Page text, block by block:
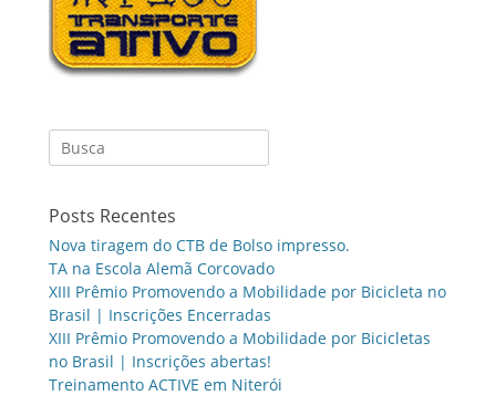
Search
for:
Posts Recentes
Nova tiragem do CTB de Bolso impresso.
TA na Escola Alemã Corcovado
XIII Prêmio Promovendo a Mobilidade por Bicicleta no
Brasil | Inscrições Encerradas
XIII Prêmio Promovendo a Mobilidade por Bicicletas
no Brasil | Inscrições abertas!
Treinamento ACTIVE em Niterói